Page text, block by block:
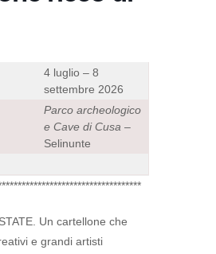
4 luglio – 8
settembre 2026
Parco archeologico
e Cave di Cusa –
Selinunte
Un cartellone che
e grandi artisti